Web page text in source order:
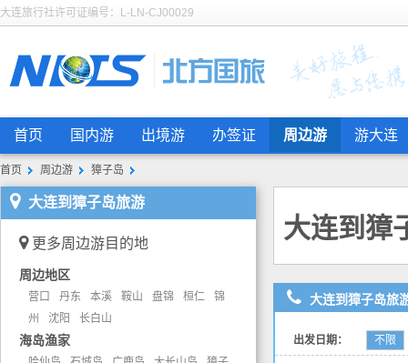
大连旅行社许可证编号：L-LN-CJ00029
首页 国内游 出境游 办签证 周边游 游大连
首页 周边游 獐子岛
大连到獐子岛旅游
更多周边游目的地
周边地区
营口 丹东 本溪 鞍山 盘锦 桓仁
锦
州
沈阳 长白山
海岛渔家
大连到獐
大连到獐子岛旅
出发日期： 不限